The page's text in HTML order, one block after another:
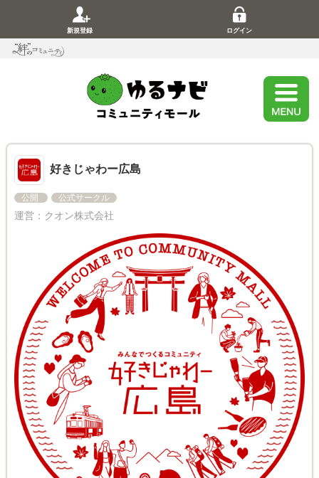
新規登録 ログイン
好きじゃわー広島
公開 公式サークル
運営： クオン株式会社